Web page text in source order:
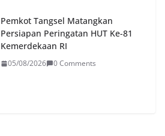
Pemkot Tangsel Matangkan
Persiapan Peringatan HUT Ke-81
Kemerdekaan RI
05/08/2026 0 Comments